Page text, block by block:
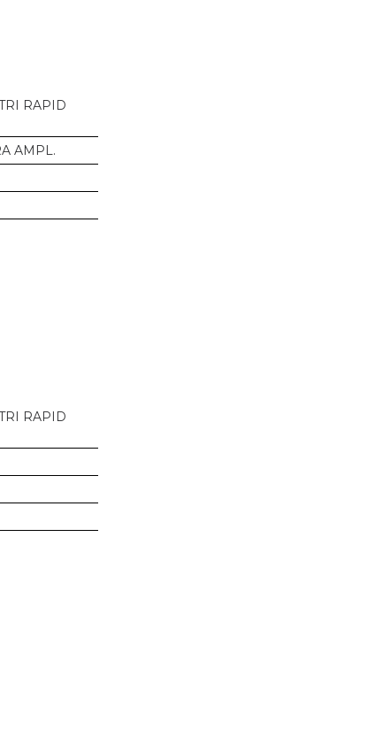
RAPID
AMPL.
RAPID